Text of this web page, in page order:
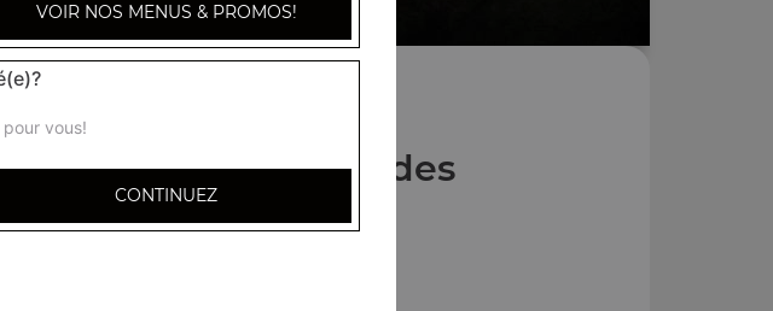
Nos Salades
VOIR NOS MENUS & PROMOS!
vous!
CONTINUEZ